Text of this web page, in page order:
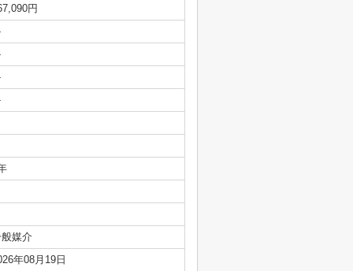
円
媒介
年08月19日